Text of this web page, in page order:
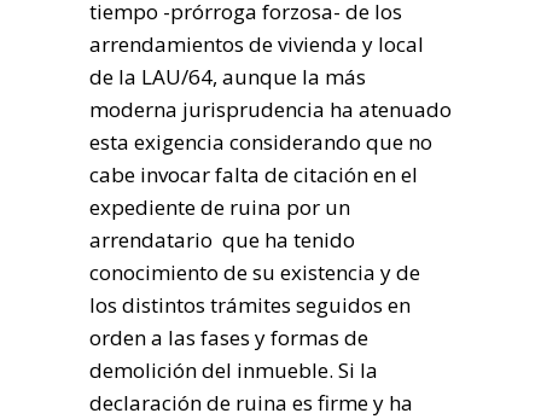
tiempo -prórroga forzosa- de los
arrendamientos de vivienda y local
de la LAU/64, aunque la más
moderna jurisprudencia ha atenuado
esta exigencia considerando que no
cabe invocar falta de citación en el
expediente de ruina por un
arrendatario que ha tenido
conocimiento de su existencia y de
los distintos trámites seguidos en
orden a las fases y formas de
demolición del inmueble. Si la
declaración de ruina es firme y ha